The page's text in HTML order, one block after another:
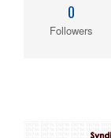
0
Followers